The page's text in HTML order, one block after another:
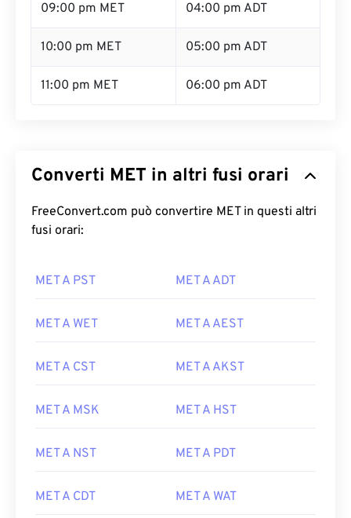
09:00 pm MET 04:00 pm ADT
10:00 pm MET 05:00 pm ADT
11:00 pm MET 06:00 pm ADT
Converti MET in altri fusi orari
FreeConvert.com può convertire MET in questi altri
fusi orari:
MET A PST MET A ADT
MET A WET MET A AEST
MET A CST MET A AKST
MET A MSK MET A HST
MET A NST MET A PDT
MET A CDT MET A WAT